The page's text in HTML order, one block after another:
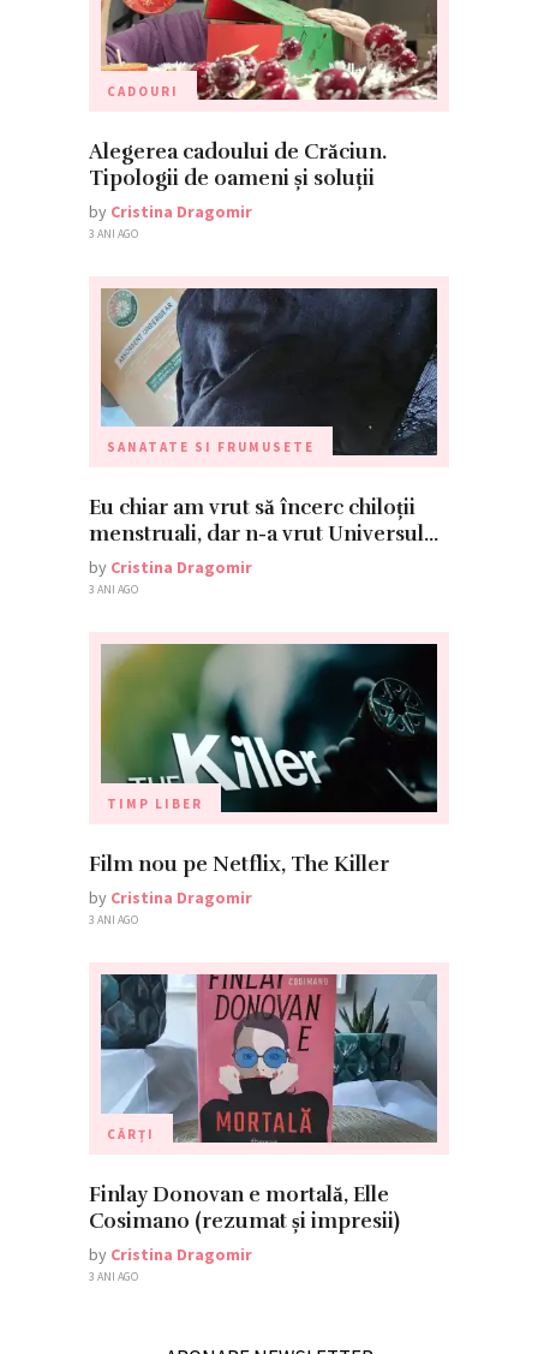
CADOURI
Alegerea cadoului de Crăciun.
Tipologii de oameni și soluții
by Cristina Dragomir
3 ANI AGO
SANATATE SI FRUMUSETE
Eu chiar am vrut să încerc chiloții
menstruali, dar n-a vrut Universul…
by Cristina Dragomir
3 ANI AGO
TIMP LIBER
Film nou pe Netflix, The Killer
by Cristina Dragomir
3 ANI AGO
CĂRȚI
Finlay Donovan e mortală, Elle
Cosimano (rezumat și impresii)
by Cristina Dragomir
3 ANI AGO